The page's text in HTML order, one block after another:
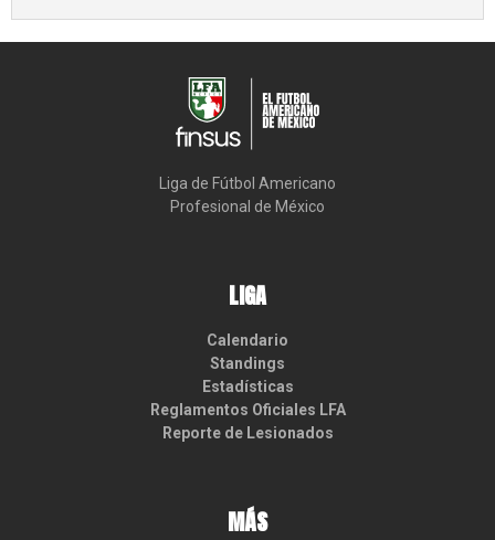
Liga de Fútbol Americano
Profesional de México
LIGA
Calendario
Standings
Estadísticas
Reglamentos Oficiales LFA
Reporte de Lesionados
MÁS